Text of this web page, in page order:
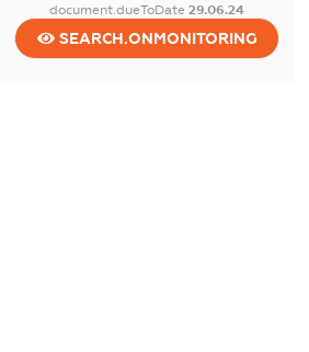
document.dueToDate29.06.24
SEARCH.ONMONITORING